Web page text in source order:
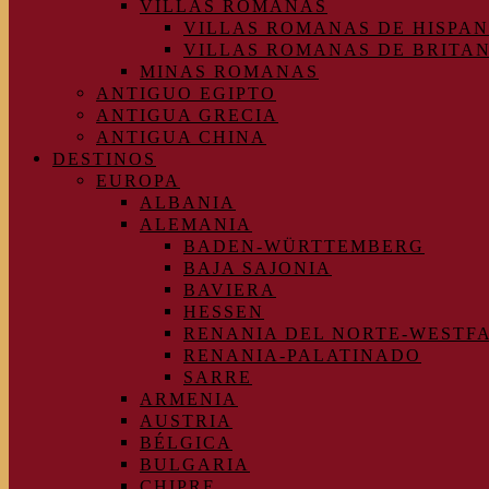
VILLAS ROMANAS
VILLAS ROMANAS DE
VILLAS ROMANAS DE
MINAS ROMANAS
ANTIGUO EGIPTO
ANTIGUA GRECIA
ANTIGUA CHINA
DESTINOS
EUROPA
ALBANIA
ALEMANIA
BADEN-WÜRTTEMBERG
BAJA SAJONIA
BAVIERA
HESSEN
RENANIA DEL NORTE-
RENANIA-PALATINADO
SARRE
ARMENIA
AUSTRIA
BÉLGICA
BULGARIA